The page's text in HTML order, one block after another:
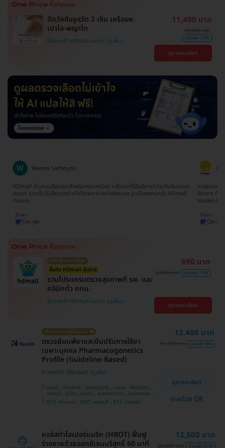
ฉีดวัคซีนงูสวัด 2 เข็ม เครือรพ.
เปาโล-พญาไท
โปรขายดี! HDmall แนะนำ
11,490 บาท
16,260 บาท
ประหยัด 29%
ดูรายละเอียด
HDmall เป็นทางเลือกใหม่สำหรับครอบครัวเรา ครั้งแรกที่ใช้บริการก็ประทับใจมากค่ะ
สะดวก รวดเร็ว ไม่เสียเวลาดิวกับโรงพยาบาลด้วยตนเอง มาเป็นครอบครัว HDmall
กันนะคะ
Wanna Sathityoo
การจองแพ็
ดีมากๆ ติดต่
ขอบพระคุณ
การันตี ราคาดีที่สุด
ซื้อกับ HDmall คุ้มชัวร์
รวมโปรแกรมตรวจสุขภาพที่ รพ. และ
คลินิกทั่ว กทม.
โปรขายดี! HDmall แนะนำ
690 บาท
2,400 บาท ประหยัด 71%
ดูรายละเอียด
เลือกรายการได้ในแอป 📲
ตรวจยีนแพ้ยาและยีนปรับการใช้ยา
เฉพาะบุคคล Pharmacogenetics
Profile (Guideline-Based)
N Health (เอ็นเฮลท์)
ชลบุรี , เชียงใหม่ , สุราษฎร์ธานี , ระยอง , พิษณุโลก ,
จันทบุรี , ภูเก็ต , ชุมพร , สมุทรปราการ , สมุทรสาคร ,
นครราชสีมา , สุพรรณบุรี , ขอนแก่น , ปราจีนบุรี ,
ปทุมธานี , กาญจนบุรี , บางรัก , กระบี่ , เชียงราย ,
พระนครศรีอยุธยา
BTS ศาลาแดง , MRT เพชรบุรี , BTS ทองหล่อ
13,400 บาท
15,320 บาท ประหยัด 9%
ดูรายละเอียด
จ่ายด้วย QR
คอร์สทำไฮเปอร์แบริก (HBOT) ฟื้นฟู
ร่างกายด้วยออกซิเจนบริสุทธิ์ 60 นาที
12,500 บาท
25,685 บาท ประหยัด 51%